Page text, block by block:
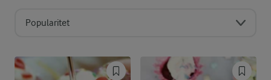
Popularitet